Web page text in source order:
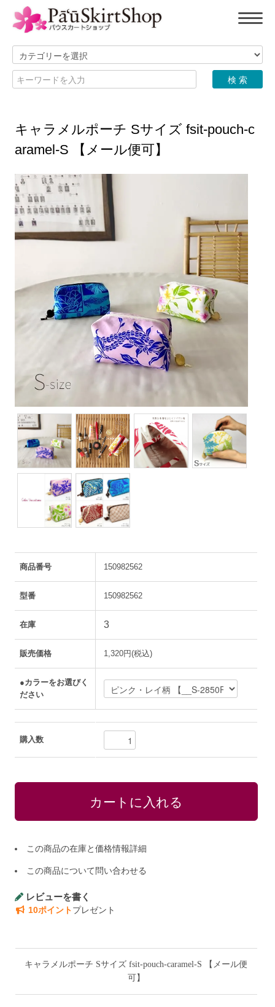
キャラメルポーチ Sサイズ fsit-pouch-c
aramel-S 【メール便可】
商品番号 150982562
型番 150982562
在庫 3
販売価格 1,320円(税込)
●カラーをお選びく
ださい
購入数
この商品の在庫と価格情報詳細
この商品について問い合わせる
レビューを書く
10ポイントプレゼント
キャラメルポーチ Sサイズ fsit-pouch-caramel-S 【メール便
可】